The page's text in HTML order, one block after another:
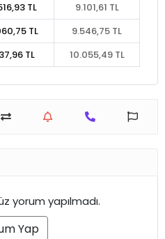
TL
9.101,61 TL
TL
9.546,75 TL
TL 10.055,49 TL
yorum yapılmadı.
Yap